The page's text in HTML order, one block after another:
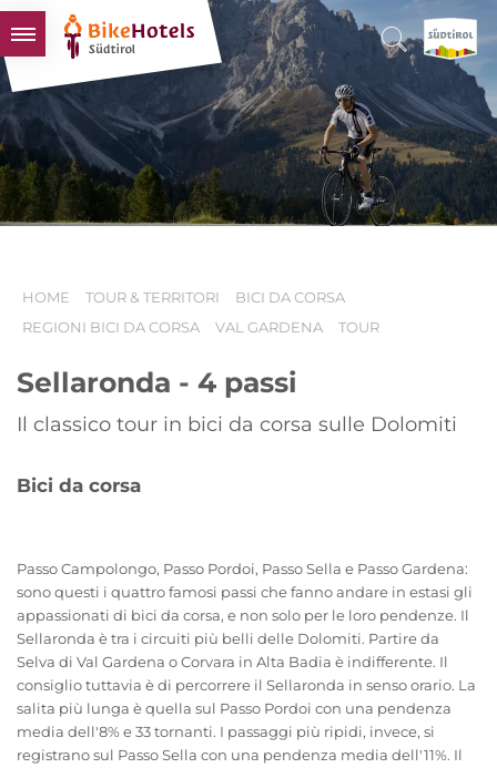
BIKEHOTELS
HOTELS & PACCHETTI
TOUR & TERRITORI
L'ALTO ADIGE & NOI
HOME TOUR & TERRITORI
BICI DA CORSA
REGIONI BICI DA CORSA
VAL GARDENA TOUR
Sellaronda - 4 passi
Il classico tour in bici da corsa sulle Dolomiti
Bici da corsa
Passo Campolongo, Passo Pordoi, Passo Sella e Passo Gardena:
sono questi i quattro famosi passi che fanno andare in estasi gli
appassionati di bici da corsa, e non solo per le loro pendenze. Il
Sellaronda è tra i circuiti più belli delle Dolomiti. Partire da
Selva di Val Gardena o Corvara in Alta Badia è indifferente. Il
consiglio tuttavia è di percorrere il Sellaronda in senso orario. La
salita più lunga è quella sul Passo Pordoi con una pendenza
media dell'8% e 33 tornanti. I passaggi più ripidi, invece, si
registrano sul Passo Sella con una pendenza media dell'11%. Il